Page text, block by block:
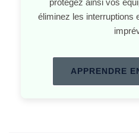
protégez ainsi vos
éliminez les interruptions
APPRENDRE